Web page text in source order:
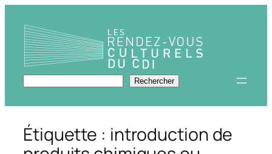
contenu
Rechercher Rechercher
Étiquette : introduction de